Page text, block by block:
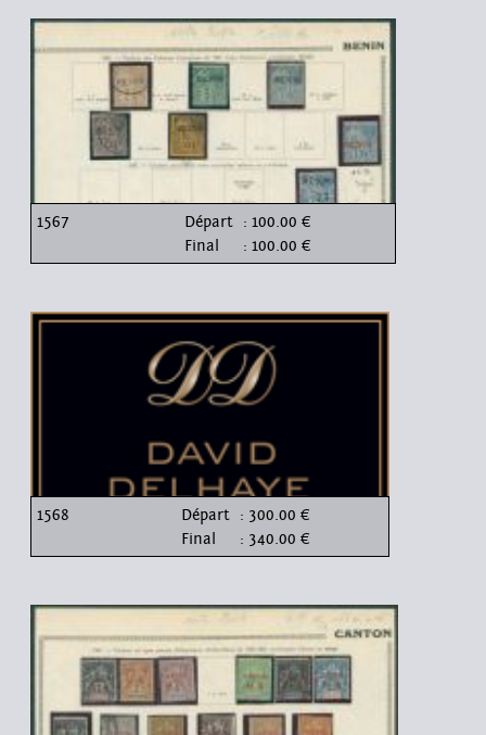
1567 Départ : 100.00 €
Final
: 100.00 €
1568 Départ : 300.00 €
Final
: 340.00 €